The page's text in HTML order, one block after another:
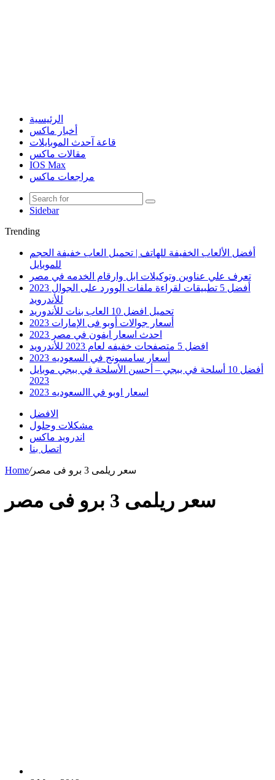
الرئيسية
أخبار ماكس
قاعة آحدث الموبايلات
مقالات ماكس
IOS Max
مراجعات ماكس
Sidebar
Trending
أفضل الألعاب الخفيفة للهاتف | تحميل العاب خفيفة الحجم
للموبايل
تعرف علي عناوين وتوكيلات ابل وارقام الخدمه في مصر
أفضل 5 تطبيقات لقراءة ملفات الوورد على الجوال 2023
للأندرويد
تحميل افضل 10 العاب بنات للأندوريد
أسعار جوالات أوبو فى الإمارات 2023
احدث اسعار ايفون في مصر 2023
افضل 5 متصفحات خفيفه لعام 2023 للأندرويد
أسعار سامسونج في السعوديه 2023
أفضل 10 أسلحة في ببجي – أحسن الأسلحة في ببجي موبايل
2023
اسعار اوبو في االسعوديه 2023
الافضل
مشكلات وحلول
اندرويد ماكس
اتصل بنا
Home/ سعر ريلمى 3 برو فى مصر
سعر ريلمى 3 برو فى مصر